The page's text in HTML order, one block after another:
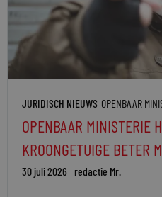
JURIDISCH NIEUWS OPENBAAR
OPENBAAR MINISTERIE
KROONGETUIGE BETER
30 juli 2026 redactie Mr.